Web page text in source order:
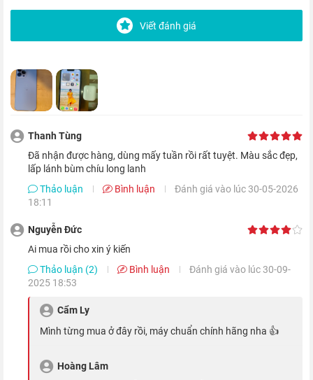
Đây cũng là chiếciPhone quốc tếđầu tiên của Táo Khuyết
được trang bị màn hình ProMotion 120Hz siêu mượt, giúp bạn
Hơn nữa,màn hình iPhone 13 Pro Maxcòn có khả năng tự
vụ bạn đang sử dụng, giúp tối ưu thời lượng sử dụng pin và trải
nghiệm mượt mà đến khó tin.
Hiệu năng không đối thủ với Apple A15
Viết đánh giá
Thanh Tùng
Đã nhận được hàng, dùng mấy tuần rồi rất tuyệt. Màu sắc đẹp,
lấp lánh bùm chíu long lanh
Thảo luận
Bình luận
Đánh giá vào lúc 30-05-2026
18:11
Nguyễn Đức
ai mua rồi cho xin ý kiến
Thảo luận (2)
Bình luận
Đánh giá vào lúc 30-09-
2025 18:53
Cẩm Ly
mình từng mua ở đây rồi, máy chuẩn chính hãng nha 👍
Hoàng Lâm